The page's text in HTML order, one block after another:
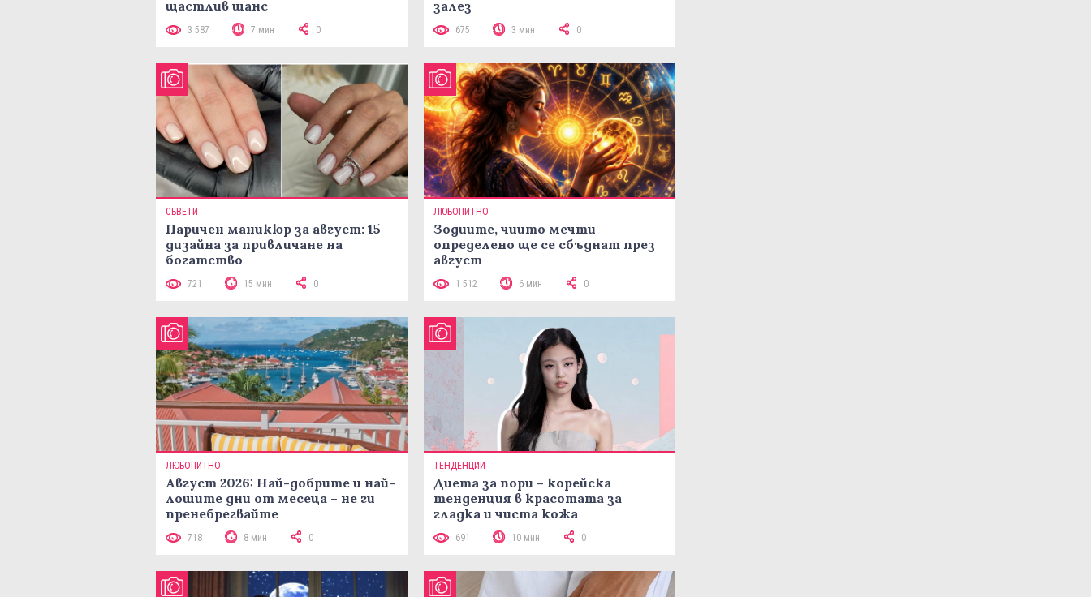
щастлив шанс
3 587 7 мин 0
залез
675 3 мин 0
СЪВЕТИ
Паричен маникюр за август: 15
дизайна за привличане на
богатство
721 15 мин 0
ЛЮБОПИТНО
Зодиите, чиито мечти
определено ще се сбъднат през
август
1 512 6 мин 0
ЛЮБОПИТНО
Август 2026: Най-добрите и най-
лошите дни от месеца – не ги
пренебрегвайте
718 8 мин 0
ТЕНДЕНЦИИ
Диета за пори – корейска
тенденция в красотата за
гладка и чиста кожа
691 10 мин 0